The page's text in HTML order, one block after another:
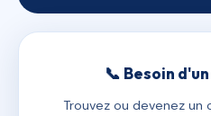
📞 Besoin
Trouvez ou devenez